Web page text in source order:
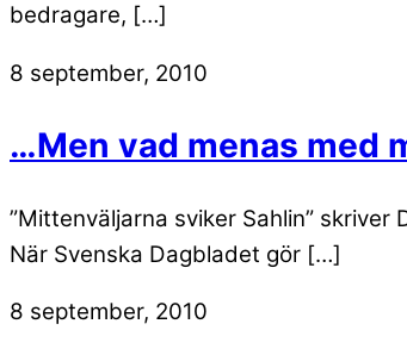
bedragare, […]
8 september, 2010
…Men vad menas med
”Mittenväljarna sviker Sahlin”
När Svenska Dagbladet gör […]
8 september, 2010